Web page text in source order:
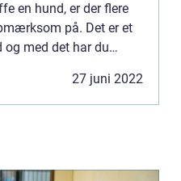
en hund, er der flere
på. Det er et
med det har du
27 juni 2022